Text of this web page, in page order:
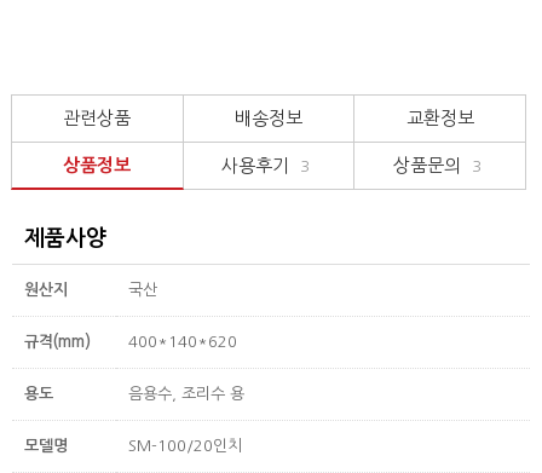
관련상품 배송정보 교환정보
상품정보 사용후기 3 상품문의 3
제품사양
원산지 국산
규격(mm) 400*140*620
용도 음용수, 조리수 용
모델명 SM-100/20인치